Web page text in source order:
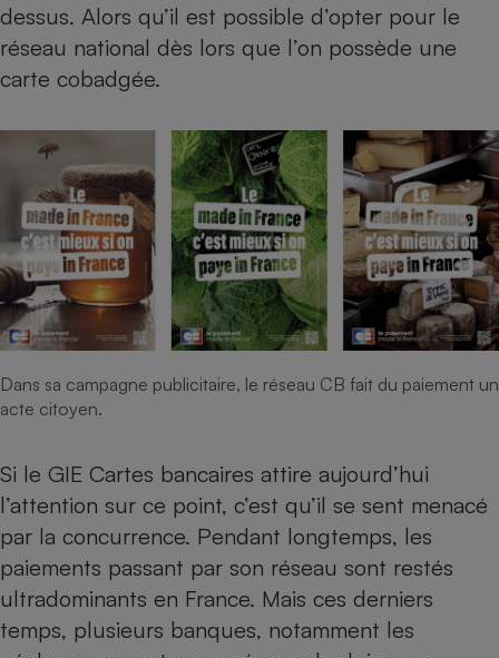
dessus. Alors qu’il est possible d’opter pour le
réseau national dès lors que l’on possède une
carte cobadgée.
Dans sa campagne publicitaire, le réseau CB fait du paiement un
acte citoyen.
Si le GIE Cartes bancaires attire aujourd’hui
l’attention sur ce point, c’est qu’il se sent menacé
par la concurrence. Pendant longtemps, les
paiements passant par son réseau sont restés
ultradominants en France. Mais ces derniers
temps, plusieurs banques, notamment les
Cafetière à expressos
Robot ménager
Antivirus